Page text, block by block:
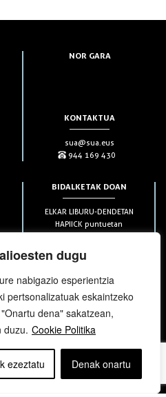
dugu
nabigazio esperientzia
pertsonalizatuak eskaintzeko
dena" sakatzean,
duzu. Cookie Politika
ezeztatu Denak onartu
NOR GARA
KONTAKTUA
sua@sua.eus
944 169 430
BIDALKETAK DOAN
ELKAR LIBURU-DENDETAN
HAPIICK puntuetan
(soilik penintsulan)